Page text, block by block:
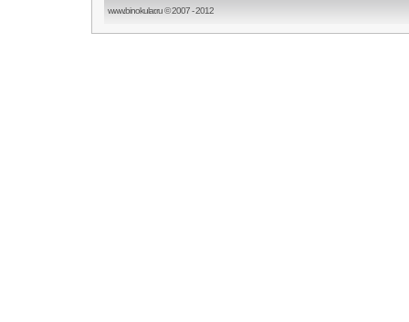
www.binokular.ru © 2007 - 2012